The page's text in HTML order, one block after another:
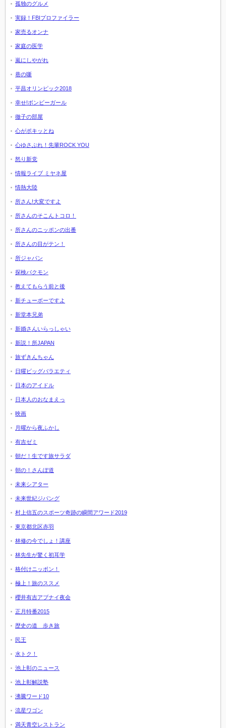
孤独のグルメ
実録！FBIプロファイラー
家売るオンナ
家庭の医学
嵐にしやがれ
巷の噺
平昌オリンピック2018
幸せ!ボンビーガール
徹子の部屋
心がポキッとね
心ゆさぶれ！先輩ROCK YOU
怒り新党
情報ライブ ミヤネ屋
情熱大陸
所さん!大変ですよ
所さんのそこんトコロ！
所さんのニッポンの出番
所さんの目がテン！
所ジャパン
探検バクモン
教えてもらう前と後
新チューボーですよ
新堂本兄弟
新婚さんいらっしゃい
新説！所JAPAN
旅ずきんちゃん
日曜ビッグバラエティ
日本のアイドル
日本人のおなまえっ
映画
月曜から夜ふかし
有吉ゼミ
朝だ！生です旅サラダ
朝の！さんぽ道
未来シアター
未来世紀ジパング
村上信五のスポーツ奇跡の瞬間アワード2019
東京都北区赤羽
林修の今でしょ！講座
林先生が驚く初耳学
格付けニッポン！
極上！旅のススメ
櫻井有吉アブナイ夜会
正月特番2015
歴史の道 歩き旅
民王
水トク！
池上彰のニュース
池上彰解説塾
沸騰ワード10
流星ワゴン
満天青空レストラン